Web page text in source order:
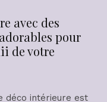
avec des
pour
de votre
déco intérieure est